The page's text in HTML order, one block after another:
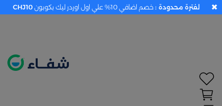
لفترة محدودة : خصم اضافي 10% علي اول اوردر ليك بكوبون CHJ10 ✖